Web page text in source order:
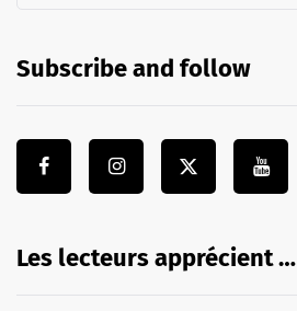
Subscribe and follow
Les lecteurs apprécient …